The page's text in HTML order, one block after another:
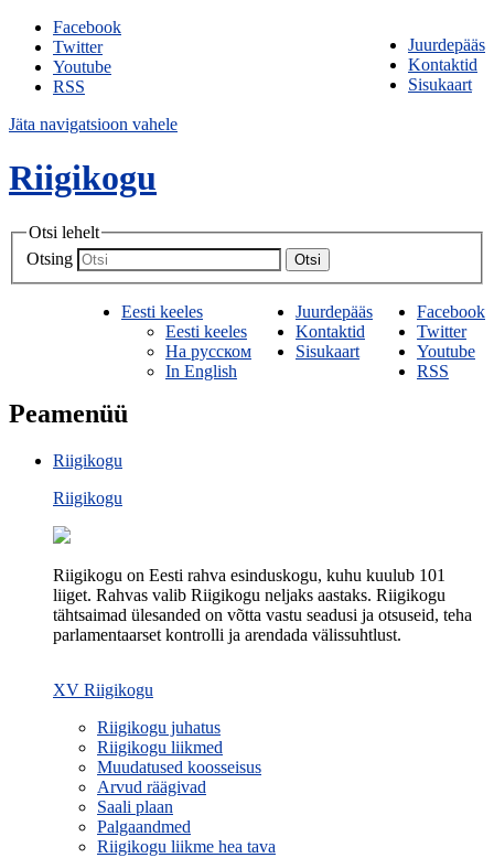
Juurdepääs
Kontaktid
Sisukaart
Facebook
Twitter
Youtube
RSS
Jäta navigatsioon vahele
Riigikogu
Otsi lehelt
Otsing
Otsi
Facebook
Twitter
Youtube
RSS
Juurdepääs
Kontaktid
Sisukaart
Eesti keeles
Eesti keeles
На русском
In English
Peamenüü
Riigikogu
Riigikogu
Riigikogu on Eesti rahva esinduskogu, kuhu kuulub 101
liiget. Rahvas valib Riigikogu neljaks aastaks. Riigikogu
tähtsaimad ülesanded on võtta vastu seadusi ja otsuseid, teha
parlamentaarset kontrolli ja arendada välissuhtlust.
XV Riigikogu
Riigikogu juhatus
Riigikogu liikmed
Muudatused koosseisus
Arvud räägivad
Saali plaan
Palgaandmed
Riigikogu liikme hea tava